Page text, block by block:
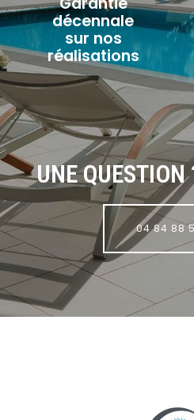
décennale
sur nos
réalisations
UNE
04 84 88